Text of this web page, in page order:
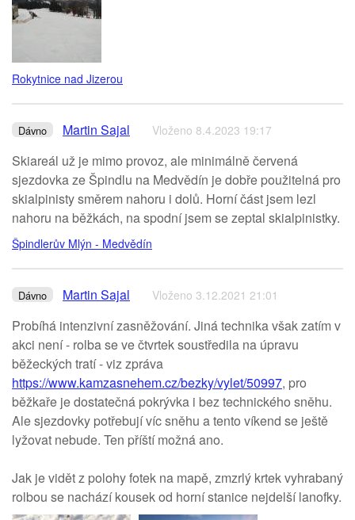
Rokytnice nad Jizerou
Dávno Martin Sajal Vloženo 8.4.2023 19:17
Skiareál už je mimo provoz, ale minimálně červená
sjezdovka ze Špindlu na Medvědín je dobře použitelná pro
skialpinisty směrem nahoru i dolů. Horní část jsem lezl
nahoru na běžkách, na spodní jsem se zeptal skialpinistky.
Špindlerův Mlýn - Medvědín
Dávno Martin Sajal Vloženo 3.12.2021 21:01
Probíhá intenzivní zasněžování. Jiná technika však zatím v
akci není - rolba se ve čtvrtek soustředila na úpravu
běžeckých tratí - viz zpráva
https://www.kamzasnehem.cz/bezky/vylet/50997, pro
běžkaře je dostatečná pokrývka i bez technického sněhu.
Ale sjezdovky potřebují víc sněhu a tento víkend se ještě
lyžovat nebude. Ten příští možná ano.
Jak je vidět z polohy fotek na mapě, zmzrlý krtek vyhrabaný
rolbou se nachází kousek od horní stanice nejdelší lanofky.